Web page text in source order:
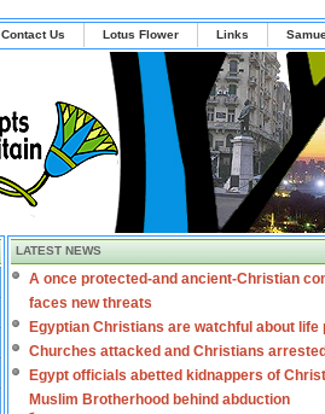
Contact Us Lotus Flower Links
LATEST NEWS
A once protected-and ancient-Christian
faces new threats
Egyptian Christians are watchful about life
Churches attacked and Christians
Egypt officials abetted kidnappers of
Muslim Brotherhood behind abduction